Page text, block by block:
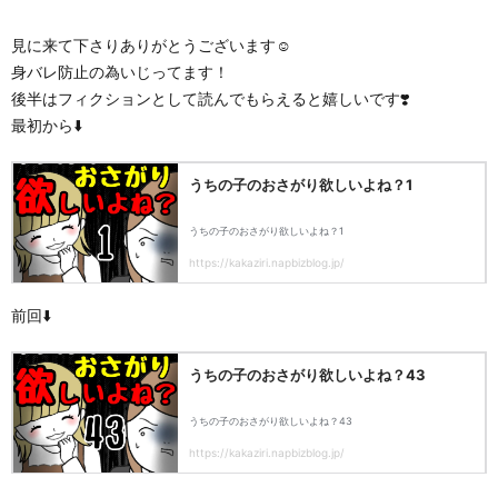
見に来て下さりありがとうございます☺️
身バレ防止の為いじってます！
後半はフィクションとして読んでもらえると嬉しいです❣️
最初から⬇️
前回⬇️